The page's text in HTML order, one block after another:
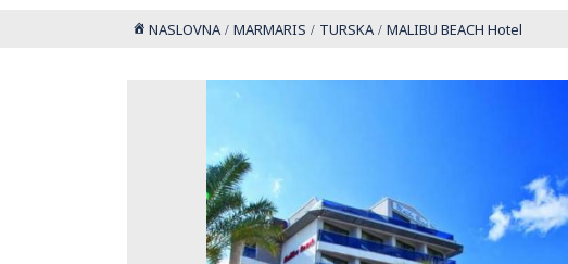
NASLOVNA MARMARIS TURSKA MALIBU BEACH Hotel